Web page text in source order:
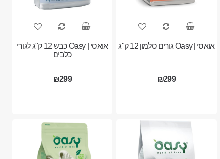
אואסי | Oasy גורים סלמון 12 ק"ג
₪299
אואסי | Oasy כבש 12 ק"ג לגורי
כלבים
₪299